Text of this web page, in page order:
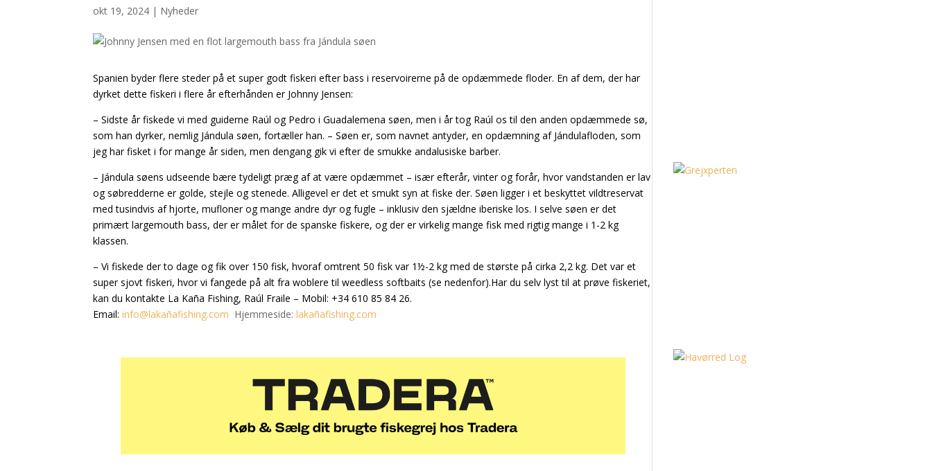
okt 19, 2024 | Nyheder
Spanien byder flere steder på et super godt fiskeri efter bass i reservoirerne på de opdæmmede floder. En af dem, der har
dyrket dette fiskeri i flere år efterhånden er Johnny Jensen:
– Sidste år fiskede vi med guiderne Raúl og Pedro i Guadalemena søen, men i år tog Raúl os til den anden opdæmmede sø,
som han dyrker, nemlig Jándula søen, fortæller han. – Søen er, som navnet antyder, en opdæmning af Jándulafloden, som
jeg har fisket i for mange år siden, men dengang gik vi efter de smukke andalusiske barber.
– Jándula søens udseende bære tydeligt præg af at være opdæmmet – især efterår, vinter og forår, hvor vandstanden er lav
og søbredderne er golde, stejle og stenede. Alligevel er det et smukt syn at fiske der. Søen ligger i et beskyttet vildtreservat
med tusindvis af hjorte, mufloner og mange andre dyr og fugle – inklusiv den sjældne iberiske los. I selve søen er det
primært largemouth bass, der er målet for de spanske fiskere, og der er virkelig mange fisk med rigtig mange i 1-2 kg
klassen.
– Vi fiskede der to dage og fik over 150 fisk, hvoraf omtrent 50 fisk var 1½-2 kg med de største på cirka 2,2 kg. Det var et
super sjovt fiskeri, hvor vi fangede på alt fra woblere til weedless softbaits (se nedenfor).Har du selv lyst til at prøve fiskeriet,
kan du kontakte La Kaña Fishing, Raúl Fraile – Mobil: +34 610 85 84 26.
Email: info@lakañafishing.com Hjemmeside:lakañafishing.com